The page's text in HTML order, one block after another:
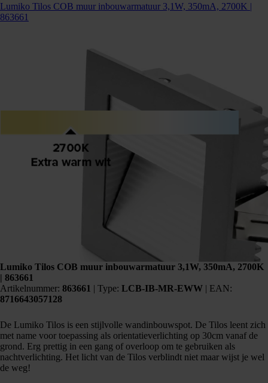
Lumiko Tilos COB muur inbouwarmatuur 3,1W, 350mA, 2700K |
863661
Lumiko Tilos COB muur inbouwarmatuur 3,1W, 350mA, 2700K
| 863661
Artikelnummer: 863661 | Type: LCB-IB-MR-EWW | EAN:
8716643057128
De Lumiko Tilos is een stijlvolle wandinbouwspot. De Tilos leent zich
met name voor toepassing als orientatieverlichting op 30cm vanaf de
grond. Erg prettig in een gang of overloop om te gebruiken als
nachtverlichting. Het licht van de Tilos verblindt niet maar wijst je wel
de weg!